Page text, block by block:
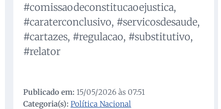
#comissaodeconstitucaoejustica,
#caraterconclusivo, #servicosdesaude,
#cartazes, #regulacao, #substitutivo,
#relator
Publicado em: 15/05/2026 às 07:51
Categoria(s): Política Nacional